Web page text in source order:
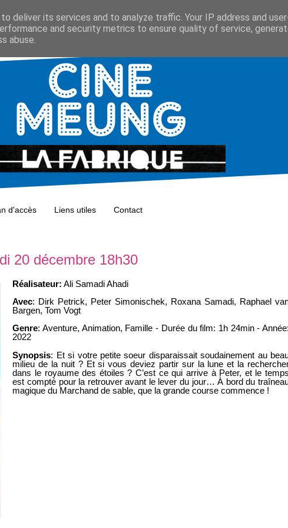
d'accès Liens utiles Contact
20 décembre 18h30
Réalisateur: Ali Samadi Ahadi
Avec: Dirk Petrick, Peter Simonischek, Roxana Samadi, Raphael
Bargen, Tom Vogt
Genre: Aventure, Animation, Famille - Durée du film: 1h 24min - Année:
2022
Synopsis: Et si votre petite soeur disparaissait soudainement au
milieu de la nuit ? Et si vous deviez partir sur la lune et la
dans le royaume des étoiles ? C’est ce qui arrive à Peter, et le temps
est compté pour la retrouver avant le lever du jour… À bord du
magique du Marchand de sable, que la grande course commence !
deliver its services and to analyze traffic. Your IP address and
and security metrics to ensure quality of service,
abuse.